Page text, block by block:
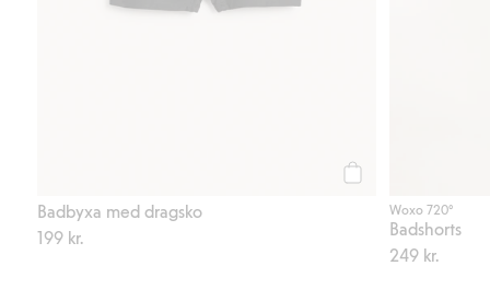
Badbyxa med dragsko
199 kr.
Woxo 720°
Badshorts
249 kr.